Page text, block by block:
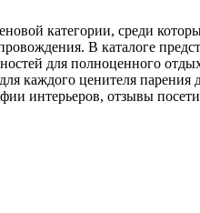
категории, среди
В каталоге
для полноценного
каждого ценителя
интерьеров, отзывы